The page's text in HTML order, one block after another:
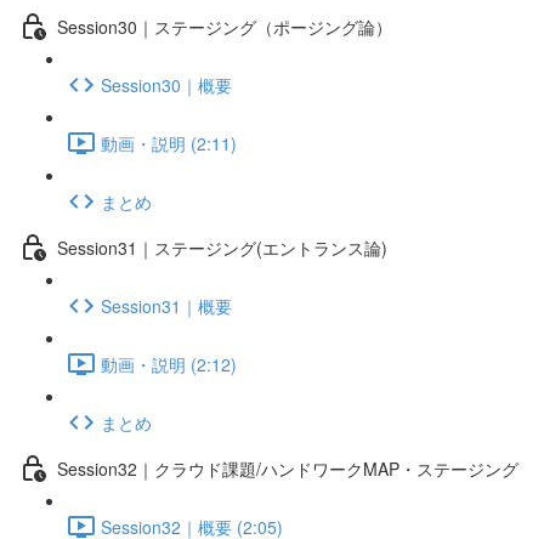
Session30｜ステージング（ポージング論）
Session30｜概要
動画・説明 (2:11)
まとめ
Session31｜ステージング(エントランス論)
Session31｜概要
動画・説明 (2:12)
まとめ
Session32｜クラウド課題/ハンドワークMAP・ステージング
Session32｜概要 (2:05)